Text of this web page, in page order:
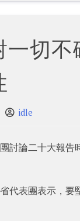
切
idle
討論二十大報
代表團表示，